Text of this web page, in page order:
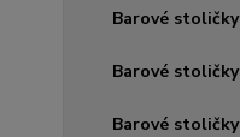
Barové
Barové
Barové